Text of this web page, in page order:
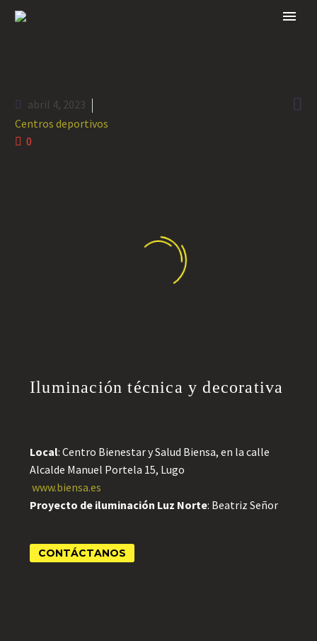

abril 4, 2023
Centros deportivos
0
Iluminación técnica y decorativa
Local: Centro Bienestar y Salud Biensa, en la calle
Alcalde Manuel Portela 15, Lugo
www.biensa.es
Proyecto de iluminación Luz Norte: Beatriz Señor
CONTÁCTANOS